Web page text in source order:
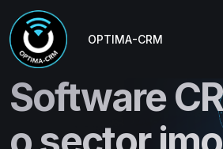
OPTIMA-CRM
Software